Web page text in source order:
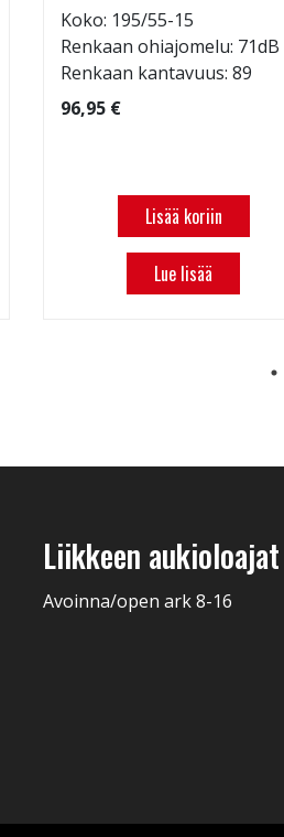
Koko: 195/55-15
Renkaan ohiajomelu: 71dB
Renkaan kantavuus: 89
96,95 €
Lisää koriin
Lue lisää
Liikkeen aukioloajat
Avoinna/open ark 8-16